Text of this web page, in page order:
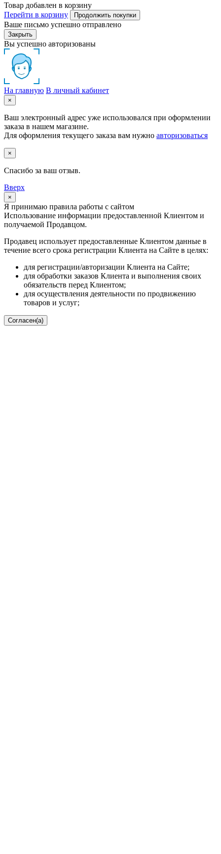
Товар добавлен в корзину
Перейти в корзину
Продолжить покупки
Ваше письмо успешно отправлено
Закрыть
Вы успешно авторизованы
На главную В личный кабинет
×
Ваш электронный адрес уже использовался при оформлении
заказа в нашем магазине.
Для оформления текущего заказа вам нужно авторизоваться
×
Спасибо за ваш отзыв.
Вверх
×
Я принимаю правила работы с сайтом
Использование информации предоставленной Клиентом и
получаемой Продавцом.
Продавец использует предоставленные Клиентом данные в
течение всего срока регистрации Клиента на Сайте в целях:
для регистрации/авторизации Клиента на Сайте;
для обработки заказов Клиента и выполнения своих
обязательств перед Клиентом;
для осуществления деятельности по продвижению
товаров и услуг;